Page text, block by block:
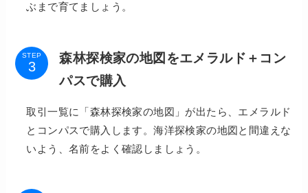
ぶまで育てましょう。
STEP
森林探検家の地図をエメラルド＋コン
パスで購入
取引一覧に「森林探検家の地図」が出たら、エメラルド
とコンパスで購入します。海洋探検家の地図と間違えな
いよう、名前をよく確認しましょう。